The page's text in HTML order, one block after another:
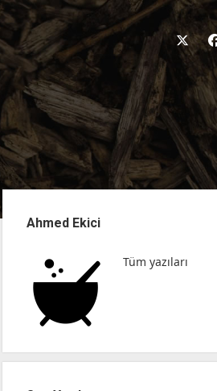
MenüAhmed Ekici
Tüm yazıları